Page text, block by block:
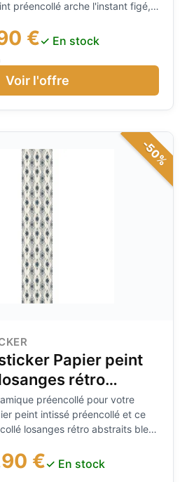
préencollé arche l'instant figé,
à votre guise ! Application
colle et sans bulle d'air
€✓ En stock
Voir l'offre
-50%
Papier peint
rétro
foncé H300 x L60
préencollé pour votre
peint intissé préencollé et ce
losanges rétro abstraits bleu
ou maison à votre
à l'eau, sans colle
€✓ En stock